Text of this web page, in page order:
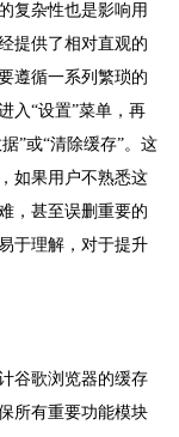
复杂性也是影响用
提供了相对直观的
遵循一系列繁琐的
入“设置”菜单，再
”或“清除缓存”。这
如果用户不熟悉这
，甚至误删重要的
于理解，对于提升
谷歌浏览器的缓存
所有重要功能模块